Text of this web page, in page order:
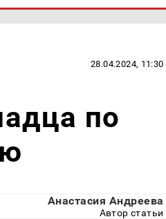
28.04.2024, 11:30
по
Анастасия Андреева
Автор статьи